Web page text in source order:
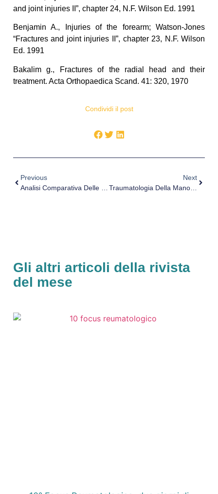
and joint injuries II”, chapter 24, N.F. Wilson Ed. 1991
Benjamin A., Injuries of the forearm; Watson-Jones
“Fractures and joint injuries II”, chapter 23, N.F. Wilson
Ed. 1991
Bakalim g., Fractures of the radial head and their
treatment. Acta Orthopaedica Scand. 41: 320, 1970
Condividi il post
Previous
Next
Traumatologia Della Mano E Del Polso, L’azione Dei Trauma Center. Intervista Al Dott. Urso
Gli altri articoli della rivista
del mese